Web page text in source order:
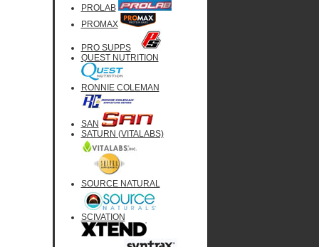
PROLAB
PROMAX
PRO SUPPS
QUEST NUTRITION
RONNIE COLEMAN
SAN
SATURN (VITALABS)
SOURCE NATURAL
SCIVATION